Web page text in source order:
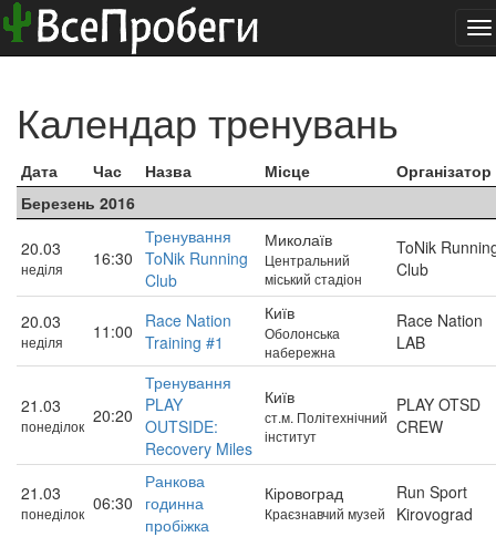
Календар тренувань
Дата Час Назва Місце
Організатор
Березень 2016
20.03
неділя 16:30
Тренування
ToNik Running
Club
Миколаїв
Центральний
міський стадіон
ToNik
Club
20.03
неділя 11:00
Race Nation
Training #1
Київ
Оболонська
набережна
Race Nation
LAB
21.03
понеділок 20:20
Тренування
PLAY
OUTSIDE:
Recovery Miles
Київ
ст.м. Політехнічний
інститут
PLAY OTSD
CREW
21.03
понеділок 06:30
Ранкова
годинна
пробіжка
Кіровоград
Краєзнавчий музей
Run Sport
Kirovograd